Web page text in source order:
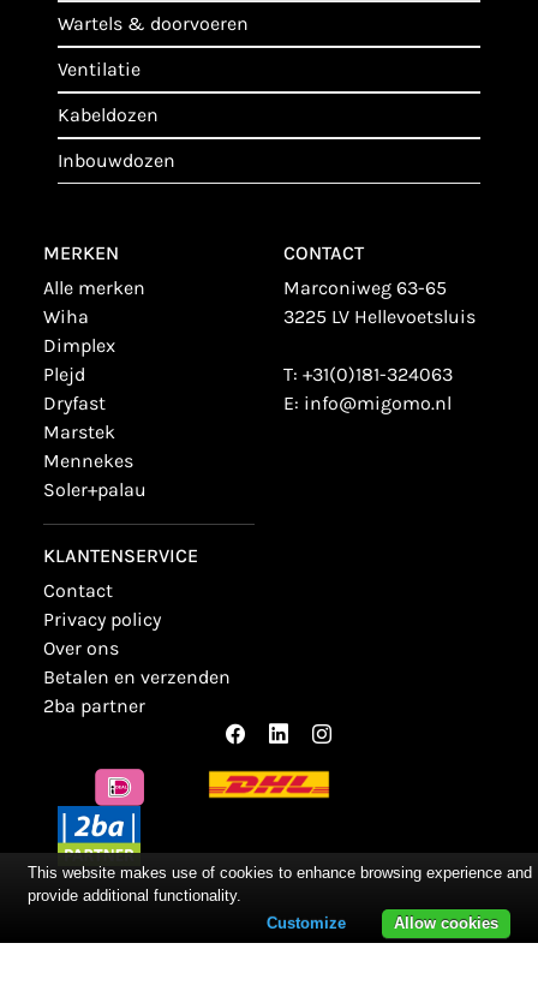
wartels & doorvoeren
ventilatie
kabeldozen
inbouwdozen
MERKEN
alle merken
wiha
dimplex
plejd
dryfast
marstek
mennekes
soler+palau
KLANTENSERVICE
contact
privacy policy
over ons
betalen en verzenden
2ba partner
CONTACT
Marconiweg 63-65
3225 LV Hellevoetsluis
T: +31(0)181-324063
E: info@migomo.nl
This website makes use of cookies to enhance browsing experience and
provide additional functionality.
Allow cookies
Customize